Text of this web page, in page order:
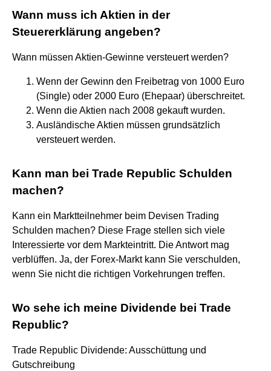
Wann muss ich Aktien in der
Steuererklärung angeben?
Wann müssen Aktien-Gewinne versteuert werden?
Wenn der Gewinn den Freibetrag von 1000 Euro
(Single) oder 2000 Euro (Ehepaar) überschreitet.
Wenn die Aktien nach 2008 gekauft wurden.
Ausländische Aktien müssen grundsätzlich
versteuert werden.
Kann man bei Trade Republic Schulden
machen?
Kann ein Marktteilnehmer beim Devisen Trading
Schulden machen? Diese Frage stellen sich viele
Interessierte vor dem Markteintritt. Die Antwort mag
verblüffen. Ja, der Forex-Markt kann Sie verschulden,
wenn Sie nicht die richtigen Vorkehrungen treffen.
Wo sehe ich meine Dividende bei Trade
Republic?
Trade Republic Dividende: Ausschüttung und
Gutschreibung